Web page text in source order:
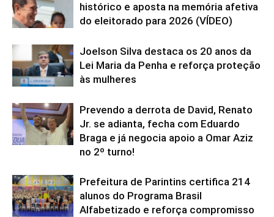
histórico e aposta na memória afetiva
do eleitorado para 2026 (VÍDEO)
Joelson Silva destaca os 20 anos da
Lei Maria da Penha e reforça proteção
às mulheres
Prevendo a derrota de David, Renato
Jr. se adianta, fecha com Eduardo
Braga e já negocia apoio a Omar Aziz
no 2º turno!
Prefeitura de Parintins certifica 214
alunos do Programa Brasil
Alfabetizado e reforça compromisso